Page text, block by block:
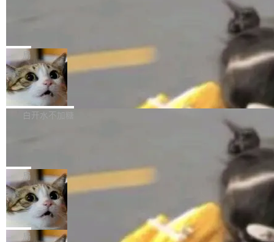
质的最低采样率）的音频格式将被拒绝 修复了 C
SS 圆角虚线样式中可能存在的问题 如果表单中
的图像元素不在同一个子树中，则它们将不再关
联 加...
最强的若干项。对于尚未正式发版的 PG 19，则
通过拉取过去一年内（从 PG 18 Beta1 时间点
至今）的所有 commit，同样交由 AI 分析提炼。
经过人工复核，准确度令人满意。这一方法也为
社区爱好者提供了高效跟踪新版本的思路。
维护工作一直与我的日常工作、家务、社交生活
和休闲娱乐竞争时间。" 这是 libexpat 维护者 S
ebastian Pipping 写在博客里的话。8 月 4 日，
他宣布了一个新消息：从 2026 年 8 月 1 日起，
他可以全职维护 libexpat 了，最长 6 个月。发
库之一。你的操作系统、浏览器、无数的基础设
施软件，很可能都在用它。而过去十年，维护它
的人一直在用业余...
局
Firefox 153.0.3 发布
Firefox 153.0.3 现已发布，具体更新内容如
下： New Smart Window 包含多项增强功能：
gi?id=2019042">Bug&nbsp;2019042</a>）</l
i> <li>现在，助手可以直接使用 Exa 的网络搜索
结果回答问题，而无需将问题转交给搜索引擎。
（<a href="https://bugzilla.mozilla.org/show_
bug.cgi?id=204...
白开水不加糖
的 npm 包。项目的核心论点是：容器不适合 Ag
ent 计算。真正适合的，是 Isolate。 Cloudflare
工程师在这件事上没什么可谦虚的——他们用 W
orkers 跑了十年 Isolate。用 CEO Matthew Pri
nce 的话说：「我们一生都在用 Isolate 运行代
局
OpenAI 公开邮件和聊天记录回应苹果
诉讼，称“Apple is getting this wron
g”
上个月，苹果一纸诉状把 OpenAI 告上法庭，指
控其挖角苹果前员工并窃取商业秘密。苹果的诉
局